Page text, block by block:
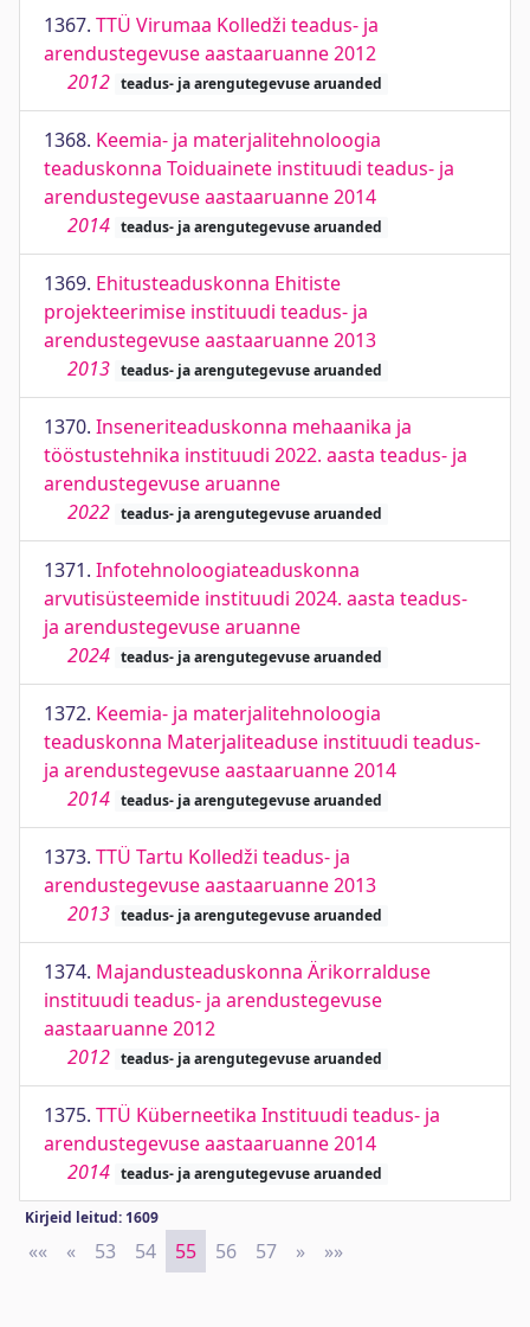
1367. TTÜ Virumaa Kolledži teadus- ja
arendustegevuse aastaaruanne 2012
2012 teadus- ja arengutegevuse aruanded
1368. Keemia- ja materjalitehnoloogia
teaduskonna Toiduainete instituudi teadus- ja
arendustegevuse aastaaruanne 2014
2014 teadus- ja arengutegevuse aruanded
1369. Ehitusteaduskonna Ehitiste
projekteerimise instituudi teadus- ja
arendustegevuse aastaaruanne 2013
2013 teadus- ja arengutegevuse aruanded
1370. Inseneriteaduskonna mehaanika ja
tööstustehnika instituudi 2022. aasta teadus- ja
arendustegevuse aruanne
2022 teadus- ja arengutegevuse aruanded
1371. Infotehnoloogiateaduskonna
arvutisüsteemide instituudi 2024. aasta teadus-
ja arendustegevuse aruanne
2024 teadus- ja arengutegevuse aruanded
1372. Keemia- ja materjalitehnoloogia
teaduskonna Materjaliteaduse instituudi teadus-
ja arendustegevuse aastaaruanne 2014
2014 teadus- ja arengutegevuse aruanded
1373. TTÜ Tartu Kolledži teadus- ja
arendustegevuse aastaaruanne 2013
2013 teadus- ja arengutegevuse aruanded
1374. Majandusteaduskonna Ärikorralduse
instituudi teadus- ja arendustegevuse
aastaaruanne 2012
2012 teadus- ja arengutegevuse aruanded
1375. TTÜ Küberneetika Instituudi teadus- ja
arendustegevuse aastaaruanne 2014
2014 teadus- ja arengutegevuse aruanded
Kirjeid leitud: 1609
«« First
« Previous
53 54 55 56 57 » Next
»»